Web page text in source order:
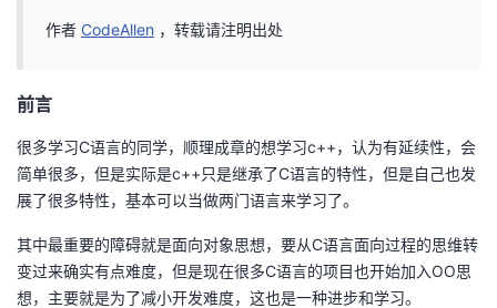
我
博
的
我
作者 CodeAllen ，转载请注明出处
前言
很多学习C语言的同学，顺理成章的想学习c++，认为有延续性，会
简单很多，但是实际是c++只是继承了C语言的特性，但是自己也发
展了很多特性，基本可以当做两门语言来学习了。
其中最重要的障碍就是面向对象思想，要从C语言面向过程的思维转
变过来确实有点难度，但是现在很多C语言的项目也开始加入OO思
想，主要就是为了减小开发难度，这也是一种进步和学习。